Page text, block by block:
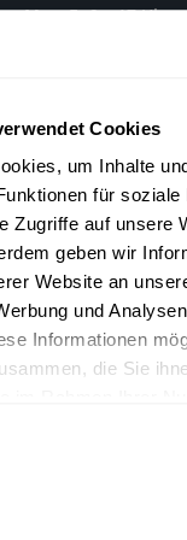
Cookies
um Inhalte
für soziale
Zugriffe auf unsere
geben wir
Website an
und
Informationen
die Sie
Mo – Fr 9 – 17 Uhr
Es gilt
den folgenden